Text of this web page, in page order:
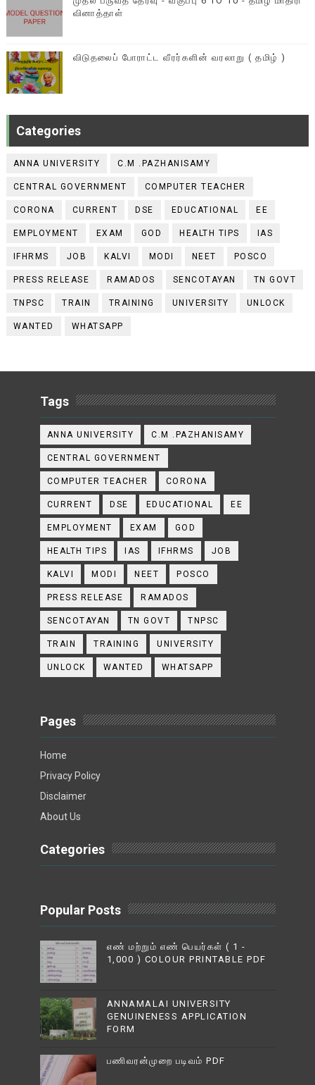
வினாத்தாள்
விடுதலைப் போராட்ட வீரர்களின் வரலாறு ( தமிழ் )
Categories
ANNA UNIVERSITY C.M .PAZHANISAMY
CENTRAL GOVERNMENT COMPUTER TEACHER
CORONA CURRENT DSE EDUCATIONAL EE
EMPLOYMENT EXAM GOD HEALTH TIPS IAS
IFHRMS JOB KALVI MODI NEET POSCO
PRESS RELEASE RAMADOS SENCOTAYAN TN GOVT
TNPSC TRAIN TRAINING UNIVERSITY UNLOCK
WANTED WHATSAPP
Tags
ANNA UNIVERSITY C.M .PAZHANISAMY
CENTRAL GOVERNMENT
COMPUTER TEACHER CORONA
CURRENT DSE EDUCATIONAL EE
EMPLOYMENT EXAM GOD
HEALTH TIPS IAS IFHRMS JOB
KALVI MODI NEET POSCO
PRESS RELEASE RAMADOS
SENCOTAYAN TN GOVT TNPSC
TRAIN TRAINING UNIVERSITY
UNLOCK WANTED WHATSAPP
Pages
Home
Privacy Policy
Disclaimer
About Us
Categories
Popular Posts
எண் மற்றும் எண் பெயர்கள் ( 1 -
1,000 ) COLOUR PRINTABLE PDF
ANNAMALAI UNIVERSITY
GENUINENESS APPLICATION
FORM
பணிவரன்முறை படிவம் PDF